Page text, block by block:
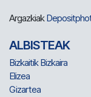
Argazkiak
ALBISTEAK
Bizkaitik Bizkaira
Elizea
Gizartea